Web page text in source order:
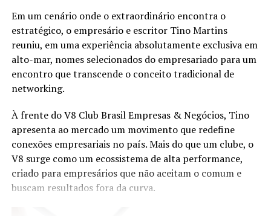
com tratamento específico para resíduos da atividade
mecânica”, destaca Anderson Acassio Martins,
coordenador Administrativo da Savana.
Em um cenário onde o extraordinário encontra o
estratégico, o empresário e escritor Tino Martins
reuniu, em uma experiência absolutamente exclusiva em
alto-mar, nomes selecionados do empresariado para um
encontro que transcende o conceito tradicional de
networking.
À frente do V8 Club Brasil Empresas & Negócios, Tino
apresenta ao mercado um movimento que redefine
conexões empresariais no país. Mais do que um clube, o
V8 surge como um ecossistema de alta performance,
criado para empresários que não aceitam o comum e
buscam resultados fora da curva.